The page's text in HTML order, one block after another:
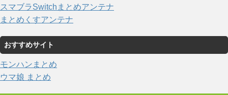
スマブラSwitchまとめアンテナ
まとめくすアンテナ
おすすめサイト
モンハンまとめ
ウマ娘 まとめ